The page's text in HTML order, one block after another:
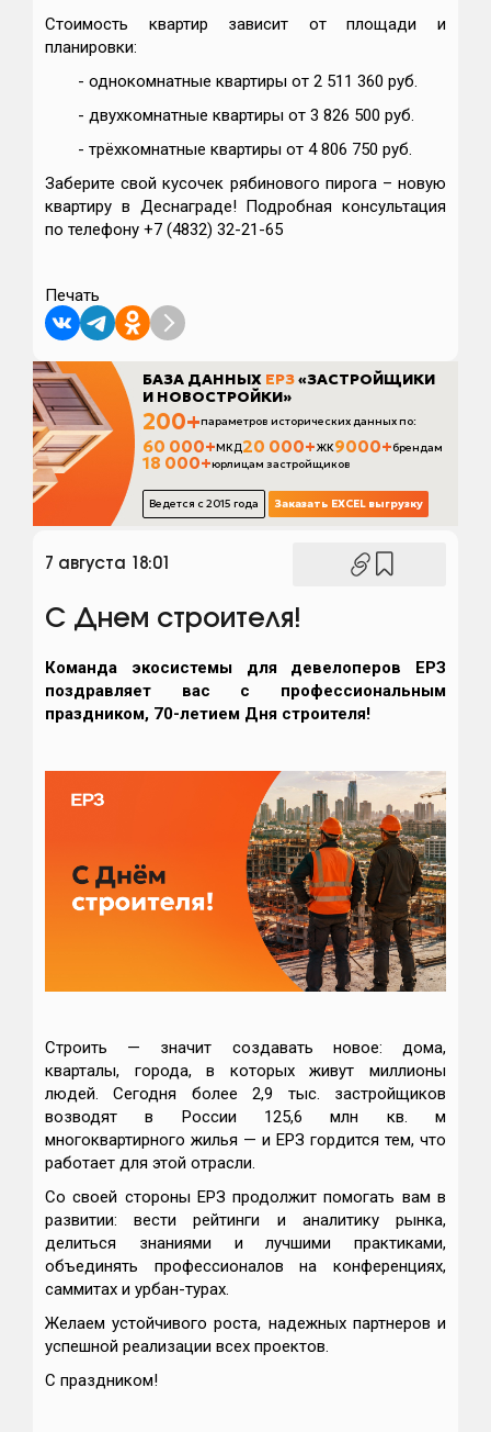
Стоимость квартир зависит от площади и
планировки:
- однокомнатные квартиры от 2 511 360 руб.
- двухкомнатные квартиры от 3 826 500 руб.
- трёхкомнатные квартиры от 4 806 750 руб.
Заберите свой кусочек рябинового пирога – новую
квартиру в Деснаграде! Подробная консультация
по телефону +7 (4832) 32-21-65
Печать
7 августа 18:01
С Днем строителя!
Команда экосистемы для девелоперов ЕРЗ
поздравляет вас с профессиональным
праздником, 70-летием Дня строителя!
Строить — значит создавать новое: дома,
кварталы, города, в которых живут миллионы
людей. Сегодня более 2,9 тыс. застройщиков
возводят в России 125,6 млн кв. м
многоквартирного жилья — и ЕРЗ гордится тем, что
работает для этой отрасли.
Со своей стороны ЕРЗ продолжит помогать вам в
развитии: вести рейтинги и аналитику рынка,
делиться знаниями и лучшими практиками,
объединять профессионалов на конференциях,
саммитах и урбан-турах.
Желаем устойчивого роста, надежных партнеров и
успешной реализации всех проектов.
С праздником!